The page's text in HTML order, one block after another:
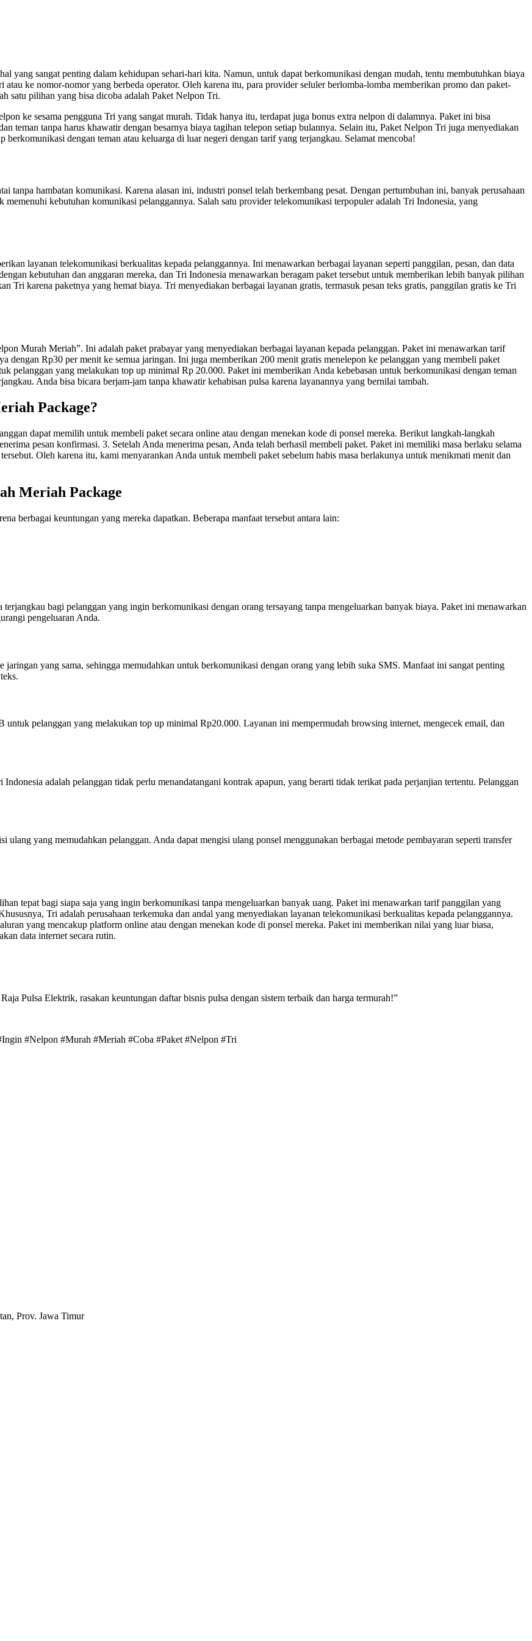
yang sangat penting dalam kehidupan sehari-hari kita. Namun, untuk dapat berkomunikasi dengan mudah, tentu membutuhkan biaya
ke nomor-nomor yang berbeda operator. Oleh karena itu, para provider seluler berlomba-lomba memberikan promo dan paket-
satu pilihan yang bisa dicoba adalah Paket Nelpon Tri.
ke sesama pengguna Tri yang sangat murah. Tidak hanya itu, terdapat juga bonus extra nelpon di dalamnya. Paket ini bisa
teman tanpa harus khawatir dengan besarnya biaya tagihan telepon setiap bulannya. Selain itu, Paket Nelpon Tri juga menyediakan
dengan teman atau keluarga di luar negeri dengan tarif yang terjangkau. Selamat mencoba!
tanpa hambatan komunikasi. Karena alasan ini, industri ponsel telah berkembang pesat. Dengan pertumbuhan ini, banyak perusahaan
kebutuhan komunikasi pelanggannya. Salah satu provider telekomunikasi terpopuler adalah Tri Indonesia, yang
layanan telekomunikasi berkualitas kepada pelanggannya. Ini menawarkan berbagai layanan seperti panggilan, pesan, dan data
kebutuhan dan anggaran mereka, dan Tri Indonesia menawarkan beragam paket tersebut untuk memberikan lebih banyak pilihan
Tri karena paketnya yang hemat biaya. Tri menyediakan berbagai layanan gratis, termasuk pesan teks gratis, panggilan gratis ke Tri
Murah Meriah”. Ini adalah paket prabayar yang menyediakan berbagai layanan kepada pelanggan. Paket ini menawarkan tarif
dengan Rp30 per menit ke semua jaringan. Ini juga memberikan 200 menit gratis menelepon ke pelanggan yang membeli paket
pelanggan yang melakukan top up minimal Rp 20.000. Paket ini memberikan Anda kebebasan untuk berkomunikasi dengan teman
Anda bisa bicara berjam-jam tanpa khawatir kehabisan pulsa karena layanannya yang bernilai tambah.
Package?
dapat memilih untuk membeli paket secara online atau dengan menekan kode di ponsel mereka. Berikut langkah-langkah
pesan konfirmasi. 3. Setelah Anda menerima pesan, Anda telah berhasil membeli paket. Paket ini memiliki masa berlaku selama
Oleh karena itu, kami menyarankan Anda untuk membeli paket sebelum habis masa berlakunya untuk menikmati menit dan
Meriah Package
berbagai keuntungan yang mereka dapatkan. Beberapa manfaat tersebut antara lain:
bagi pelanggan yang ingin berkomunikasi dengan orang tersayang tanpa mengeluarkan banyak biaya. Paket ini menawarkan
pengeluaran Anda.
yang sama, sehingga memudahkan untuk berkomunikasi dengan orang yang lebih suka SMS. Manfaat ini sangat penting
pelanggan yang melakukan top up minimal Rp20.000. Layanan ini mempermudah browsing internet, mengecek email, dan
adalah pelanggan tidak perlu menandatangani kontrak apapun, yang berarti tidak terikat pada perjanjian tertentu. Pelanggan
yang memudahkan pelanggan. Anda dapat mengisi ulang ponsel menggunakan berbagai metode pembayaran seperti transfer
tepat bagi siapa saja yang ingin berkomunikasi tanpa mengeluarkan banyak uang. Paket ini menawarkan tarif panggilan yang
Tri adalah perusahaan terkemuka dan andal yang menyediakan layanan telekomunikasi berkualitas kepada pelanggannya.
yang mencakup platform online atau dengan menekan kode di ponsel mereka. Paket ini memberikan nilai yang luar biasa,
data internet secara rutin.
Pulsa Elektrik, rasakan keuntungan daftar bisnis pulsa dengan sistem terbaik dan harga termurah!”
#Nelpon #Murah #Meriah #Coba #Paket #Nelpon #Tri
Prov. Jawa Timur